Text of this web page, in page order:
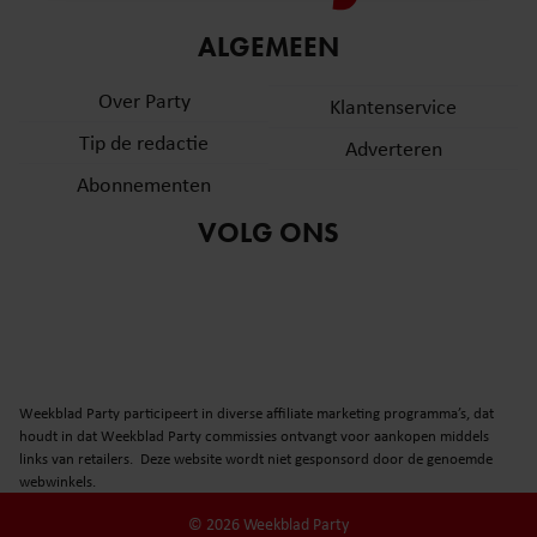
partners voor social media, adverteren en analyse. Deze
informatie die u aan ze heeft verstrekt of die ze hebben
verzameld op basis van uw gebruik van hun services. U
gebruiken.
ALGEMEEN
Over Party
Tip de redactie
Abonnementen
Klantenservice
Adverteren
VOLG ONS
Weekblad Party participeert in diverse affiliate marketing programma’s, dat
houdt in dat Weekblad Party commissies ontvangt voor aankopen middels
links van retailers. Deze website wordt niet gesponsord door de genoemde
webwinkels.
© 2026 Weekblad Party